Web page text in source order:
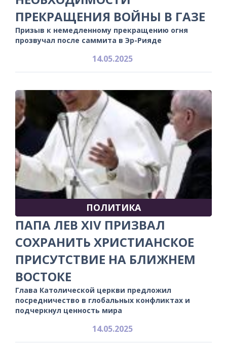
ПРЕКРАЩЕНИЯ ВОЙНЫ В ГАЗЕ
Призыв к немедленному прекращению огня
прозвучал после саммита в Эр-Рияде
14.05.2025
ПОЛИТИКА
ПАПА ЛЕВ XIV ПРИЗВАЛ
СОХРАНИТЬ ХРИСТИАНСКОЕ
ПРИСУТСТВИЕ НА БЛИЖНЕМ
ВОСТОКЕ
Глава Католической церкви предложил
посредничество в глобальных конфликтах и
подчеркнул ценность мира
14.05.2025